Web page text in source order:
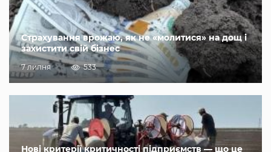
Страхування врожаю, як не «молитися» на дощ і
захистити свій бізнес
7 липня 533
Нові критерії критичності підприємств — що це